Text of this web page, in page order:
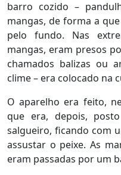
barro cozido –
mangas, de forma a
pelo fundo. Nas
mangas, eram presos
chamados balizas ou
clime – era colocado na
O aparelho era feito,
que era, depois,
salgueiro, ficando com
assustar o peixe. As
eram passadas por um